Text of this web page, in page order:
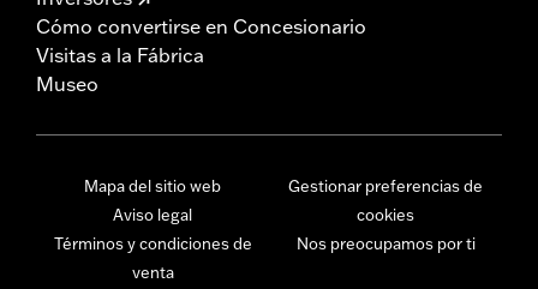
Cómo convertirse en Concesionario
Visitas a la Fábrica
Museo
Mapa del sitio web
Aviso legal
Términos y condiciones de
venta
Gestionar preferencias de
cookies
Nos preocupamos por ti